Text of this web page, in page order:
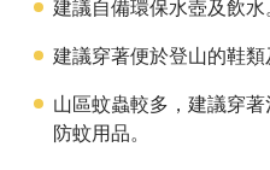
建議自備環保水壺及飲水。
建議穿著便於登山的鞋類
山區蚊蟲較多，建議穿
防蚊用品。